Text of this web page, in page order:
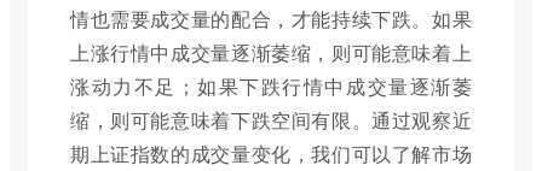
情也需要成交量的配合，才能持续下跌。如果
上涨行情中成交量逐渐萎缩，则可能意味着上
涨动力不足；如果下跌行情中成交量逐渐萎
缩，则可能意味着下跌空间有限。通过观察近
期上证指数的成交量变化，我们可以了解市场